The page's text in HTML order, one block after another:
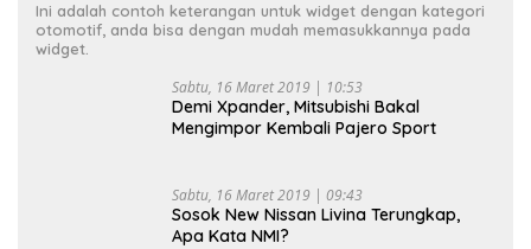
Ini adalah contoh keterangan untuk widget dengan kategori
otomotif, anda bisa dengan mudah memasukkannya pada
widget.
Sabtu, 16 Maret 2019 | 10:53
Demi Xpander, Mitsubishi Bakal
Mengimpor Kembali Pajero Sport
Sabtu, 16 Maret 2019 | 09:43
Sosok New Nissan Livina Terungkap,
Apa Kata NMI?